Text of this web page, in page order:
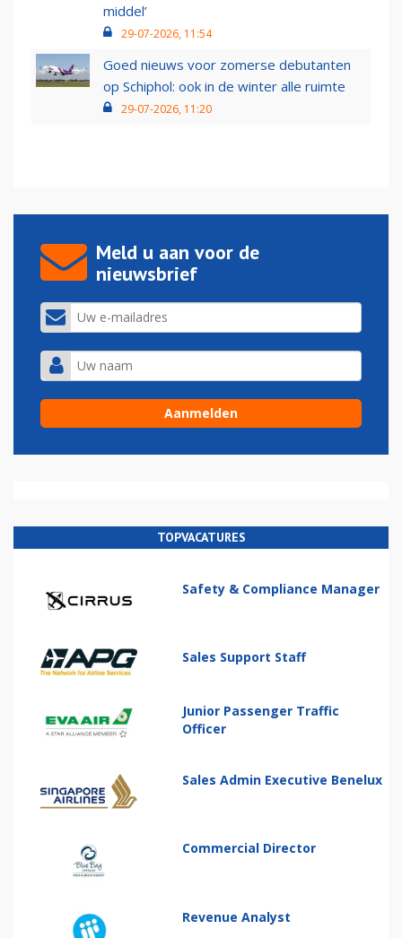
middel’
29-07-2026, 11:54
Goed nieuws voor zomerse debutanten
op Schiphol: ook in de winter alle ruimte
29-07-2026, 11:20
Meld u aan voor de
nieuwsbrief
TOPVACATURES
Safety & Compliance Manager
Sales Support Staff
Junior Passenger Traffic
Officer
Sales Admin Executive Benelux
Commercial Director
Revenue Analyst